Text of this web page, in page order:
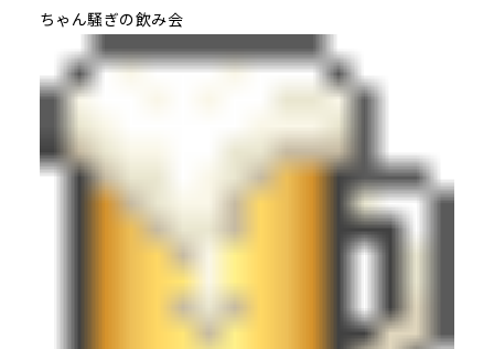
ちゃん騒ぎの飲み会